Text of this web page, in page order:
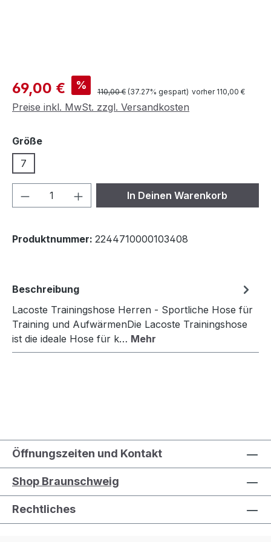
Verkaufspreis:
69,00 € % Regulärer Preis:
110,00 € (37.27% gespart) vorher 110,00 €
Preise inkl. MwSt. zzgl. Versandkosten
Größeauswählen
7
Produkt Anzahl: Gib denIn Deinen Warenkorb
Produktnummer: 2244710000103408
Beschreibung
Lacoste Trainingshose Herren - Sportliche Hose für
Training und AufwärmenDie Lacoste Trainingshose
ist die ideale Hose für k… Mehr
Öffnungszeiten und Kontakt
Shop Braunschweig
Rechtliches